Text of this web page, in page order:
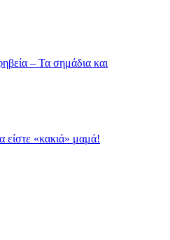
– Τα σημάδια και
είστε «κακιά» μαμά!